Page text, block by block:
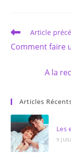
Read
articles
Article
Comment faire
A la
Articles
Les
9